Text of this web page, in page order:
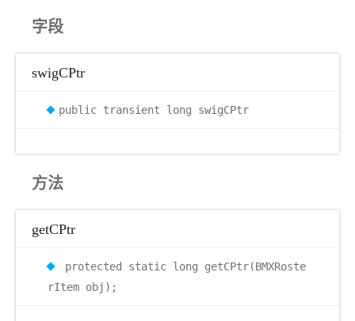
字段
swigCPtr
public transient long swigCPtr
方法
getCPtr
protected static long getCPtr(BMXRoste
rItem obj);